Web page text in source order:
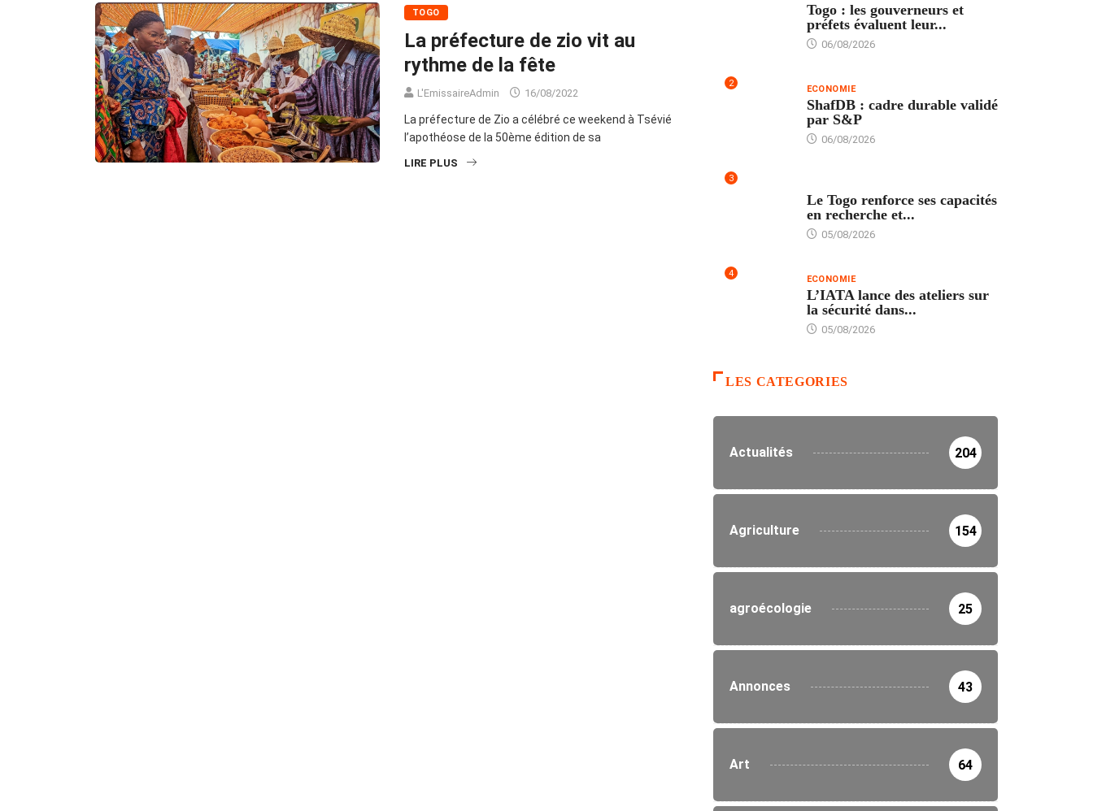
TOGO
La préfecture de zio vit au
rythme de la fête
L'EmissaireAdmin 16/08/2022
La préfecture de Zio a célébré ce weekend à Tsévié
l’apothéose de la 50ème édition de sa
LIRE PLUS
Togo : les gouverneurs et
préfets évaluent leur...
06/08/2026
2 ECONOMIE
ShafDB : cadre durable validé
par S&P
06/08/2026
3
Le Togo renforce ses capacités
en recherche et...
05/08/2026
4 ECONOMIE
L’IATA lance des ateliers sur
la sécurité dans...
05/08/2026
LES CATEGORIES
Actualités 204
Agriculture 154
agroécologie 25
Annonces 43
Art 64